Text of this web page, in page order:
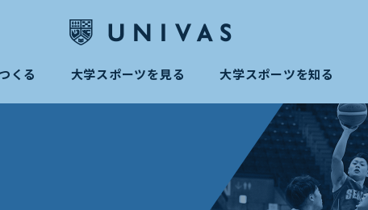
くる 大学スポーツを見る 大学スポーツを知る